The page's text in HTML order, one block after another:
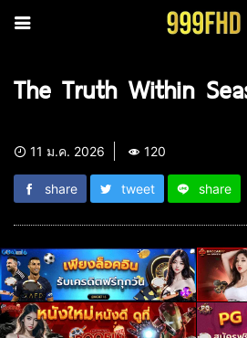
The Truth Within
11 ม.ค. 2026 120
share tweet share